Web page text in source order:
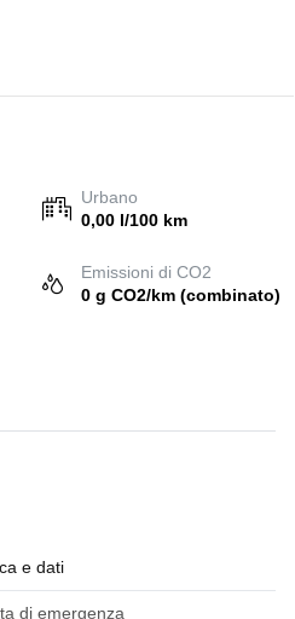
Urbano
0,00 l/100 km
Emissioni di CO2
0 g CO2/km (combinato)
e dati
di emergenza